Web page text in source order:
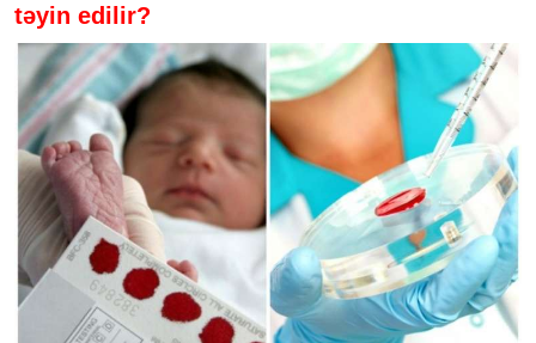
təyin edilir?